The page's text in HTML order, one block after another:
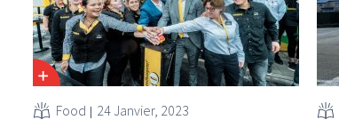
Food 24 Janvier, 2023